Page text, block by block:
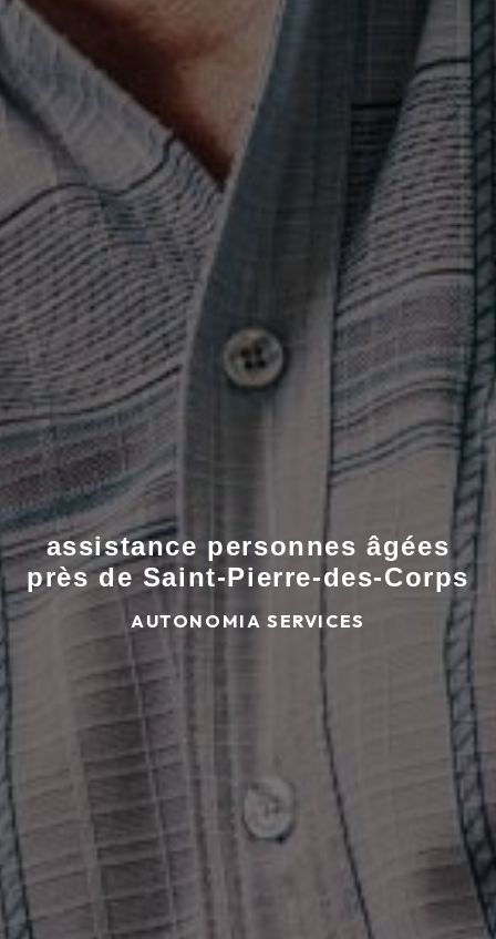
assistance personnes âgées
près de Saint-Pierre-des-Corps
AUTONOMIA SERVICES